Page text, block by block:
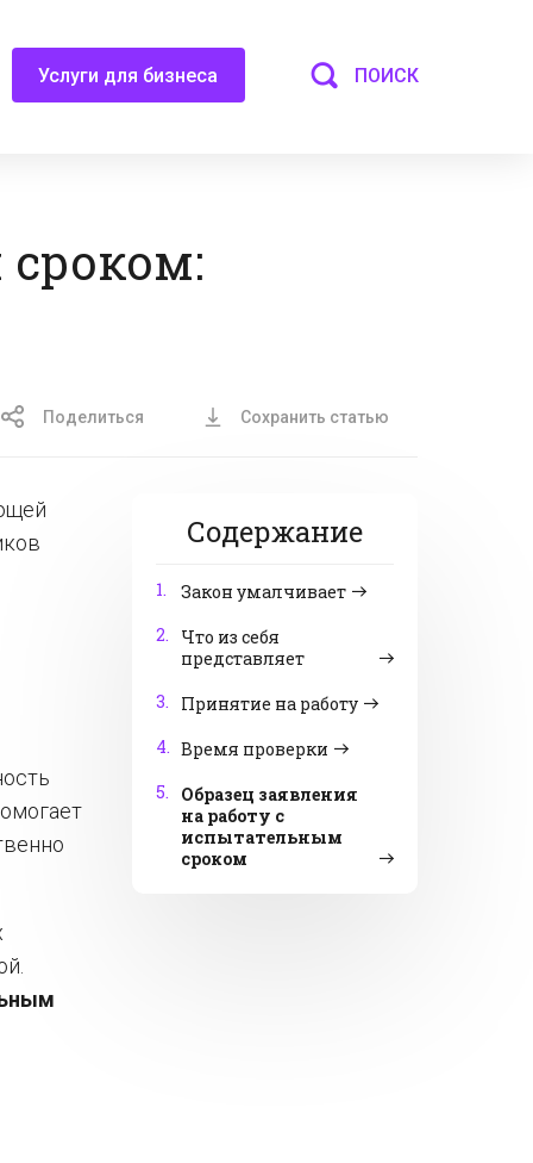
Услуги для бизнеса ПОИСК
Поделиться Сохранить статью
Содержание
1.
Закон умалчивает
2.
Что из себя
представляет
3.
Принятие на работу
4. Время проверки
5.
Образец заявления
на работу с
испытательным
сроком